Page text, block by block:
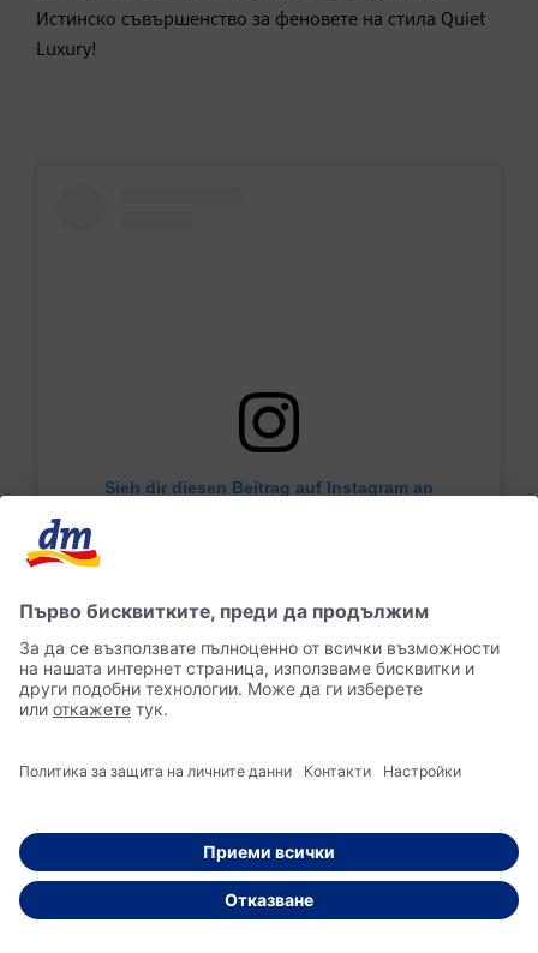
Истинско съвършенство за феновете на стилa Quiet
Luxury!
Sieh dir diesen Beitrag auf Instagram an
9. Маникюр с 3D
декорации